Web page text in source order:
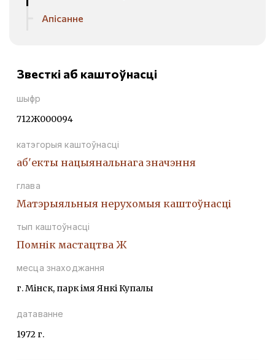
Апісанне
Звесткі аб каштоўнасці
шыфр
712Ж000094
катэгорыя каштоўнасці
аб'екты нацыянальнага значэння
глава
Матэрыяльныя нерухомыя каштоўнасці
тып каштоўнасці
Помнік мастацтва Ж
месца знаходжання
г. Мінск, парк імя Янкі Купалы
датаванне
1972 г.